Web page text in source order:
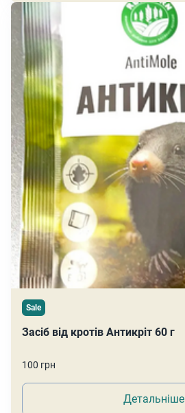
Sale
Засіб від кротів Антикріт 60 г
100 грн
Детальніше